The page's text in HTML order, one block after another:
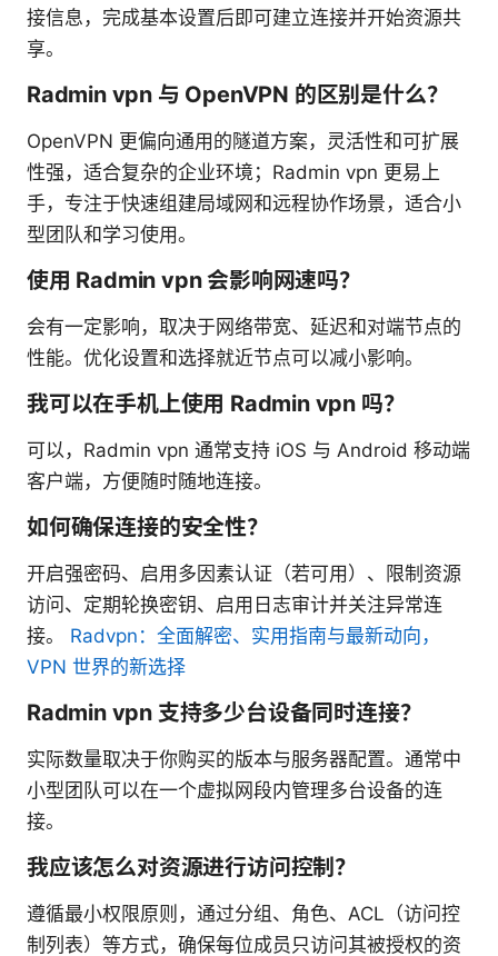
接信息，完成基本设置后即可建立连接并开始资源共
享。
Radmin vpn 与 OpenVPN 的区别是什么？
OpenVPN 更偏向通用的隧道方案，灵活性和可扩展
性强，适合复杂的企业环境；Radmin vpn 更易上
手，专注于快速组建局域网和远程协作场景，适合小
型团队和学习使用。
使用 Radmin vpn 会影响网速吗？
会有一定影响，取决于网络带宽、延迟和对端节点的
性能。优化设置和选择就近节点可以减小影响。
我可以在手机上使用 Radmin vpn 吗？
可以，Radmin vpn 通常支持 iOS 与 Android 移动端
客户端，方便随时随地连接。
如何确保连接的安全性？
开启强密码、启用多因素认证（若可用）、限制资源
访问、定期轮换密钥、启用日志审计并关注异常连
接。 Radvpn：全面解密、实用指南与最新动向，
VPN 世界的新选择
Radmin vpn 支持多少台设备同时连接？
实际数量取决于你购买的版本与服务器配置。通常中
小型团队可以在一个虚拟网段内管理多台设备的连
接。
我应该怎么对资源进行访问控制？
遵循最小权限原则，通过分组、角色、ACL（访问控
制列表）等方式，确保每位成员只访问其被授权的资